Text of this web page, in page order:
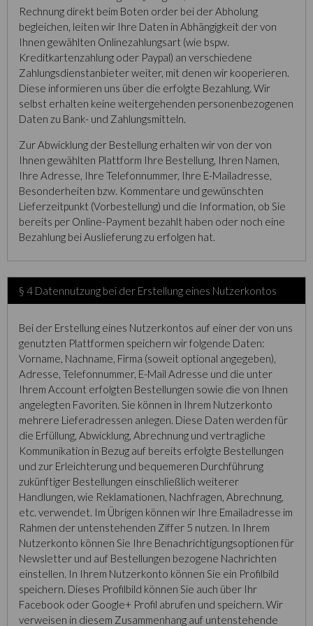
Rechnung direkt beim Boten order bei der Abholung
begleichen, leiten wir Ihre Daten in Abhängigkeit der von
Ihnen gewählten Onlinezahlungsart (wie bspw.
Kreditkartenzahlung oder Paypal) an verschiedene
Zahlungsdienstanbieter weiter, mit denen wir kooperieren.
Diese informieren uns über die erfolgte Bezahlung. Wir
selbst erhalten keine weitergehenden personenbezogenen
Daten zu Bank- und Zahlungsmitteln.
Zur Abwicklung der Bestellung erhalten wir von der von
Ihnen gewählten Plattform Ihre Bestellung, Ihren Namen,
Ihre Adresse, Ihre Telefonnummer, Ihre E-Mailadresse,
Besonderheiten bzw. Kommentare und gewünschten
Lieferzeitpunkt (Vorbestellung) und die Information, ob Sie
bereits per Online-Payment bezahlt haben oder noch eine
Bezahlung bei Auslieferung zu erfolgen hat.
§ 4 Datennutzung bei der Erstellung eines Nutzerkontos
Bei der Erstellung eines Nutzerkontos auf einer der von uns
genutzten Plattformen speichern wir folgende Daten:
Vorname, Nachname, Firma (soweit optional angegeben),
Adresse, Telefonnummer, E-Mail Adresse und die unter
Ihrem Account erfolgten Bestellungen sowie die von Ihnen
angelegten Favoriten. Sie können in Ihrem Nutzerkonto
mehrere Lieferadressen anlegen. Diese Daten werden für
die Erfüllung, Abwicklung, Abrechnung und vertragliche
Kommunikation in Bezug auf bereits erfolgte Bestellungen
und zur Erleichterung und bequemeren Durchführung
zukünftiger Bestellungen einschließlich weiterer
Handlungen, wie Reklamationen, Nachfragen, Abrechnung,
etc. verwendet. Im Übrigen können wir Ihre Emailadresse im
Rahmen der untenstehenden Ziffer 5 nutzen. In Ihrem
Nutzerkonto können Sie Ihre Benachrichtigungsoptionen für
Newsletter und auf Bestellungen bezogene Nachrichten
einstellen. In Ihrem Nutzerkonto können Sie ein Profilbild
speichern. Dieses Profilbild können Sie auch über Ihr
Facebook oder Google+ Profil abrufen und speichern. Wir
verweisen in diesem Zusammenhang auf untenstehende